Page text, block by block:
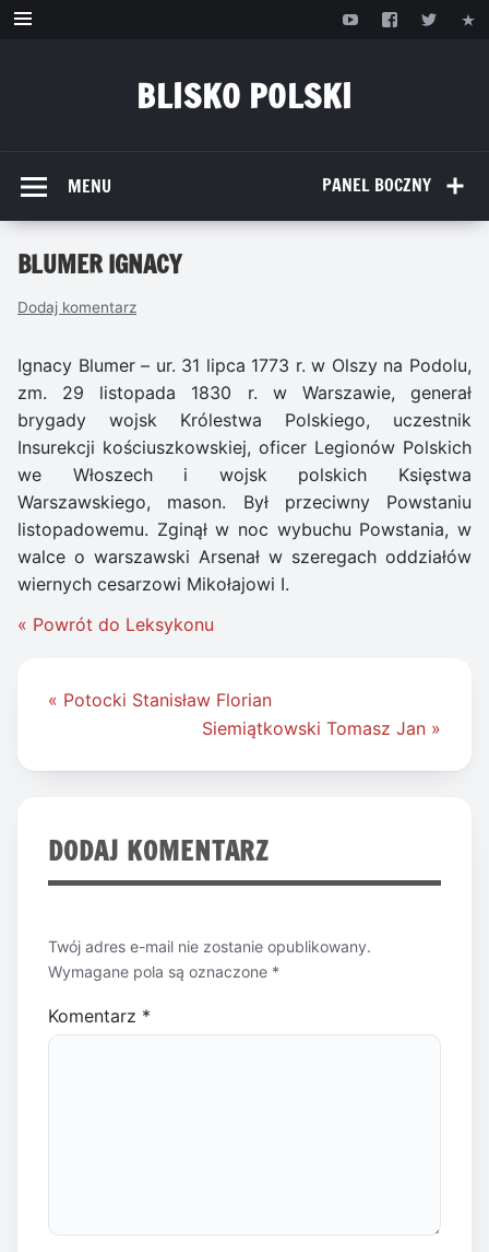
Przejdź
BLISKO POLSKI
PANEL BOCZNY
MENU
BLUMER IGNACY
Dodaj komentarz
Ignacy Blumer – ur. 31 lipca 1773 r. w Olszy na Podolu,
zm. 29 listopada 1830 r. w Warszawie, generał
brygady wojsk Królestwa Polskiego, uczestnik
Insurekcji kościuszkowskiej, oficer Legionów Polskich
we Włoszech i wojsk polskich Księstwa
Warszawskiego, mason. Był przeciwny Powstaniu
listopadowemu. Zginął w noc wybuchu Powstania, w
walce o warszawski Arsenał w szeregach oddziałów
wiernych cesarzowi Mikołajowi I.
« Powrót do Leksykonu
Nawigacja
« Potocki Stanisław Florian
Siemiątkowski Tomasz Jan »
DODAJ KOMENTARZ
Twój adres e-mail nie zostanie opublikowany.
Wymagane pola są oznaczone *
Komentarz *